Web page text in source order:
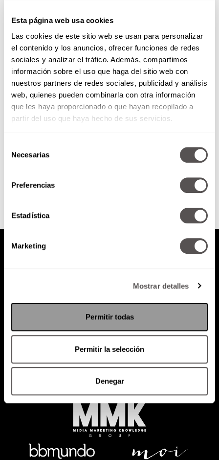
Esta página web usa cookies
Las cookies de este sitio web se usan para personalizar
el contenido y los anuncios, ofrecer funciones de redes
sociales y analizar el tráfico. Además, compartimos
información sobre el uso que haga del sitio web con
nuestros partners de redes sociales, publicidad y análisis
web, quienes pueden combinarla con otra información
que les haya proporcionado o que hayan recopilado a
partir del uso que haya hecho de sus servicios.
Necesarias
Preferencias
Estadística
Marketing
Mostrar detalles
Permitir todas
Permitir la selección
Denegar
Miércoles 7 de agosto de 2019
*Pregúntale a tu alcalde: Adrián
Rubalcava *bbmundo: ¿Cómo
sobrevivir a los primeros días de
RADIO MARTHA
PRODUCTOS SACA TU ID RECUPERA ID